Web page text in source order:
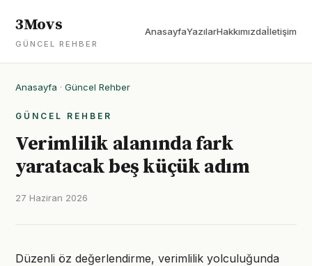
3Movs
GÜNCEL REHBER
AnasayfaYazılarHakkımızdaİletişim
Anasayfa · Güncel Rehber
GÜNCEL REHBER
Verimlilik alanında fark
yaratacak beş küçük adım
27 Haziran 2026
Düzenli öz değerlendirme, verimlilik yolculuğunda